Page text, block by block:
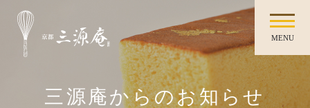
MENU
三源庵からのお知らせ